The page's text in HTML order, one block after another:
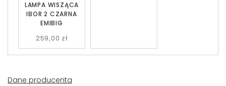
LAMPA WISZĄCA
IBOR 2 CZARNA
EMIBIG
259,00 zł
Dane producenta